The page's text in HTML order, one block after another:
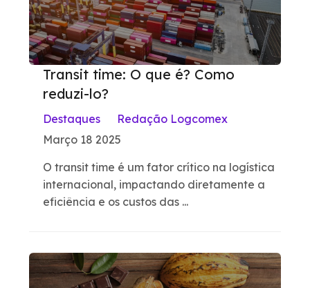
Transit time: O que é? Como
reduzi-lo?
Destaques
Redação Logcomex
Março 18 2025
O transit time é um fator crítico na logística
internacional, impactando diretamente a
eficiência e os custos das ...